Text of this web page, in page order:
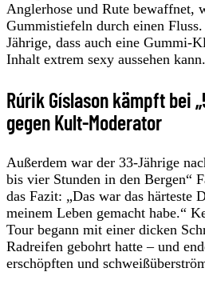
Anglerhose und Rute bewaffnet,
Gummistiefeln durch einen
Jährige, dass auch eine Gummi-
Inhalt extrem sexy aussehen kann.
Rúrik Gíslason kämpft bei
gegen Kult-Moderator
Außerdem war der 33-Jährige
bis vier Stunden in den Bergen“
das Fazit: „Das war das härteste
meinem Leben gemacht habe.“
Tour begann mit einer dicken
Radreifen gebohrt hatte – und
erschöpften und